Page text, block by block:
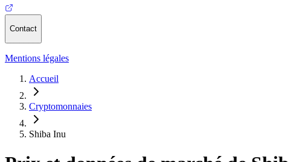
Contact
Mentions légales
Accueil
Cryptomonnaies
Shiba Inu